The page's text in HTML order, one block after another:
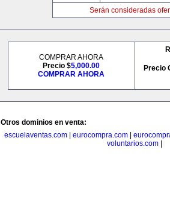
Serán consideradas
COMPRAR AHORA
Precio $5,000.00
COMPRAR AHORA
Precio
Otros dominios en venta:
escuelaventas.com| eurocompra.com|
voluntarios.com